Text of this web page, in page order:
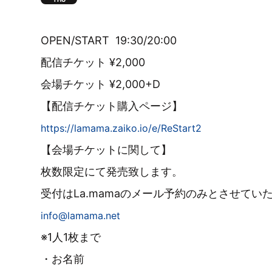
OPEN/START 19:30/20:00
配信チケット ¥2,000
会場チケット ¥2,000+D
【配信チケット購入ページ】
https://lamama.zaiko.io/e/ReStart2
【会場チケットに関して】
枚数限定にて発売致します。
受付はLa.mamaのメール予約のみとさせていた
info@lamama.net
※1人1枚まで
・お名前